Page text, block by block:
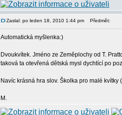
Zaslal: po leden 18, 2010 1:44 pm Předmět:
Automatická myšlenka:)
Dvoukvítek. Jméno ze Zeměplochy od T.
taková ta otevřená dětská mysl dychtící po
Navíc krásná hra slov. Školka pro malé kvítky
M.